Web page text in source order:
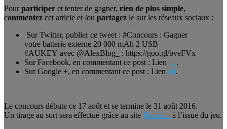
Pourparticiper et tenter de gagner, rien de plus simple,
commentez cet article et /ou partagez le sur les réseaux sociaux :
Sur Twitter, publier ce tweet : #Concours : Gagner
votre batterie externe 20 000 mAh 2 USB
#AUKEY avec @AlexBlog_ : https://goo.gl/bveFVx
Sur Facebook, en commentant ce post : Lien ici.
Sur Google +, en commentant ce post : Lien ici.
Le concours débute ce 17 août et se termine le 31 août 2016.
Un tirage au sort sera effectué grâce au site Random à l’issue du jeu.